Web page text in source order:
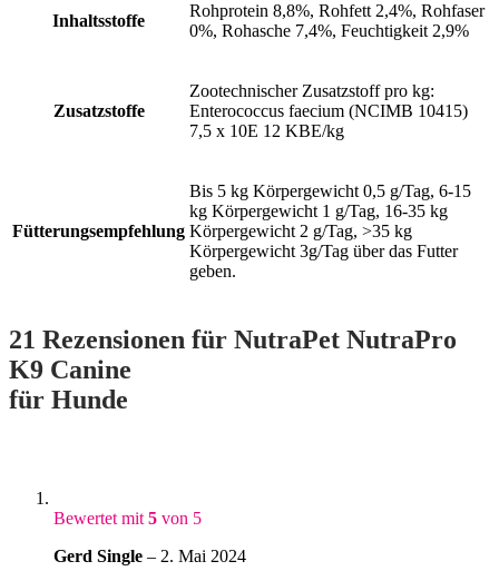
Inhaltsstoffe
Rohprotein 8,8%, Rohfett 2,4%, Rohfaser
0%, Rohasche 7,4%, Feuchtigkeit 2,9%
Zusatzstoffe
Zootechnischer Zusatzstoff pro kg:
Enterococcus faecium (NCIMB 10415)
7,5 x 10E 12 KBE/kg
Fütterungsempfehlung
Bis 5 kg Körpergewicht 0,5 g/Tag, 6-15
kg Körpergewicht 1 g/Tag, 16-35 kg
Körpergewicht 2 g/Tag, >35 kg
Körpergewicht 3g/Tag über das Futter
geben.
21 Rezensionen für NutraPet NutraPro
K9 Canine
für Hunde
Bewertet mit 5 von 5
Gerd Single – 2. Mai 2024